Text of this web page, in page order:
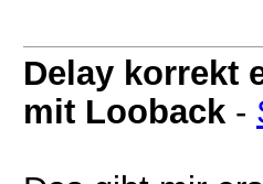
Delay korrekt
mit Looback -